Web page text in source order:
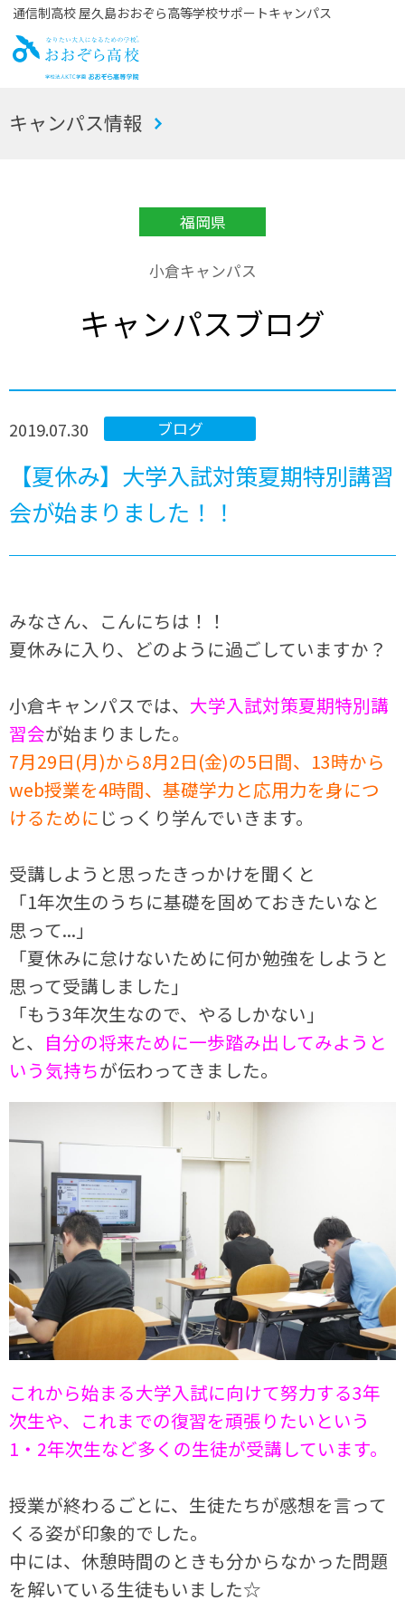
通信制高校 屋久島おおぞら高等学校サポートキャンパス
お
キャンパス情報
福岡県
小倉キャンパス
キャンパスブログ
ブログ
2019.07.30
【夏休み】大学入試対策夏期特別講習
会が始まりました！！
みなさん、こんにちは！！
夏休みに入り、どのように過ごしていますか？
小倉キャンパスでは、 大学入試対策夏期特別講
習会が始まりました。
7月29日(月)から8月2日(金)の5日間、13時から
web授業を4時間、基礎学力と応用力を身につ
けるために じっくり学んでいきます。
受講しようと思ったきっかけを聞くと
「1年次生のうちに基礎を固めておきたいなと
思って...」
「夏休みに怠けないために何か勉強をしようと
思って受講しました」
「もう3年次生なので、やるしかない」
と、 自分の将来ために一歩踏み出してみようと
いう気持ちが伝わってきました。
これから始まる大学入試に向けて努力する3年
次生や、これまでの復習を頑張りたいという
1・2年次生など多くの生徒が受講しています。
授業が終わるごとに、生徒たちが感想を言って
くる姿が印象的でした。
中には、休憩時間のときも分からなかった問題
を解いている生徒もいました☆